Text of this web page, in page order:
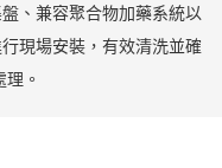
、兼容聚合物加藥系統以
現場安裝，有效清洗並確
。